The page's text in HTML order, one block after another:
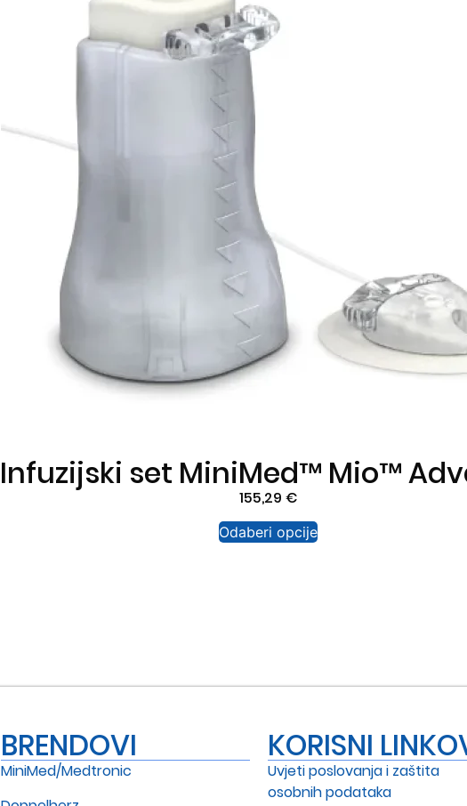
Infuzijski set MiniMed™ Mio™
155,29 €
Odaberi opcije
BRENDOVI
MiniMed/Medtronic
KORISNI
Uvjeti poslovanja i zaštita
osobnih podataka